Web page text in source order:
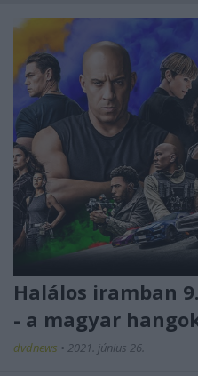
Halálos iramban
- a magyar
dvdnews • 2021. június 26.